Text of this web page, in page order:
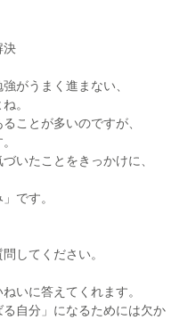
決
がうまく進まない、
。
ことが多いのですが、
いたことをきっかけに、
です。
してください。
いに答えてくれます。
自分」になるためには欠か